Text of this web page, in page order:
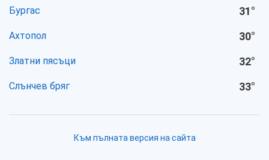
Бургас 31°
Ахтопол 30°
Златни пясъци 32°
Слънчев бряг 33°
Към пълната версия на сайта